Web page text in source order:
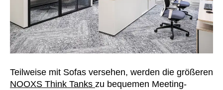
Teilweise mit Sofas versehen, werden die größeren
NOOXS Think Tanks zu bequemen Meeting-